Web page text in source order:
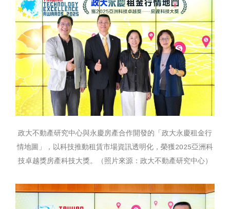
政大不動產研究中心與永慶房產合作開發的「政大永慶租金行
情地圖」，以科技推動租賃市場資訊透明化，榮獲2025亞洲科
技卓越獎房產科技大獎。（照片來源：政大不動產研究中心）